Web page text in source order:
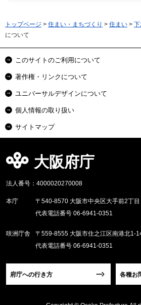
トップページ > 住まい・まちづくり > 住まい > 下
について
このサイトのご利用について
著作権・リンクについて
ユニバーサルデザインについて
個人情報の取り扱い
サイトマップ
大阪府庁
法人番号：4000020270008
本庁
〒540-8570 大阪市中央区大手前2丁目
代表電話番号 06-6941-0351
咲洲庁舎
〒559-8555 大阪市住之江区南港北1-
代表電話番号 06-6941-0351
府庁への行き方 各種お